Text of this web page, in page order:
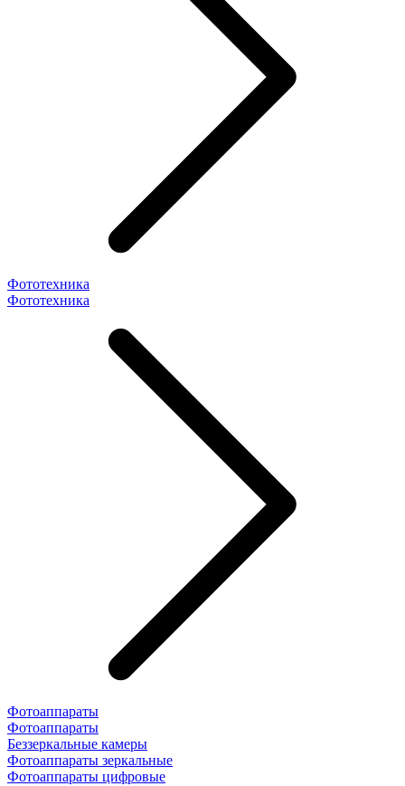
Фототехника
Фототехника
Фотоаппараты
Фотоаппараты
Беззеркальные камеры
Фотоаппараты зеркальные
Фотоаппараты цифровые